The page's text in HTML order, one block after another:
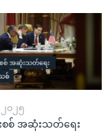
၀၂၅
စ် အဆုံးသတ်ရေး